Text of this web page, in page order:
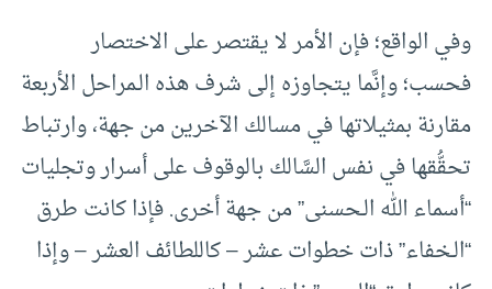
وفي الواقع؛ فإن الأمر لا يقتصر على الاختصار
فحسب؛ وإنَّما يتجاوزه إلى شرف هذه الـمراحل الأربعة
مقارنة بمثيلاتها في مسالك الآخرين من جهة، وارتباط
تحقُّقها في نفس السَّالك بالوقوف على أسرار وتجليات
“أسماء الله الـحسنى” من جهة أخرى. فإذا كانت طرق
“الـخفاء” ذات خطوات عشر – كاللطائف العشر – وإذا